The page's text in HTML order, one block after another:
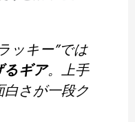
ッキー”では
るギア。上手
さが一段ク